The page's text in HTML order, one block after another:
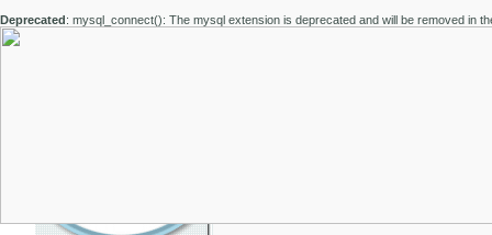
Deprecated: mysql_connect(): The mysql extension is deprecated and will be removed in